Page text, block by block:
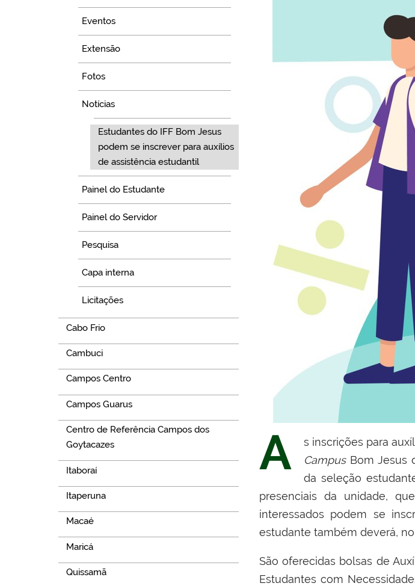
Eventos
Extensão
Fotos
Notícias
Estudantes do IFF Bom Jesus
podem se inscrever para auxílios
de assistência estudantil
Painel do Estudante
Painel do Servidor
Pesquisa
Capa interna
Licitações
Cabo Frio
Cambuci
Campos Centro
Campos Guarus
Centro de Referência Campos dos
Goytacazes
Itaboraí
Itaperuna
Macaé
Maricá
Quissamã
A
s inscrições para
CampusBom Jesus
da seleção
presenciais da unidade,
interessados podem se
estudante também deverá,
São oferecidas bolsas de
Estudantes com